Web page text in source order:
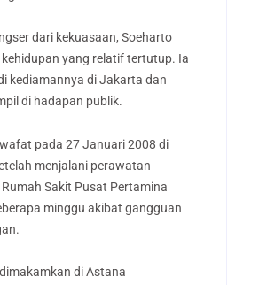
dari kekuasaan, Soeharto
kehidupan yang relatif tertutup. Ia
kediamannya di Jakarta dan
di hadapan publik.
pada 27 Januari 2008 di
menjalani perawatan
Sakit Pusat Pertamina
minggu akibat gangguan
di Astana